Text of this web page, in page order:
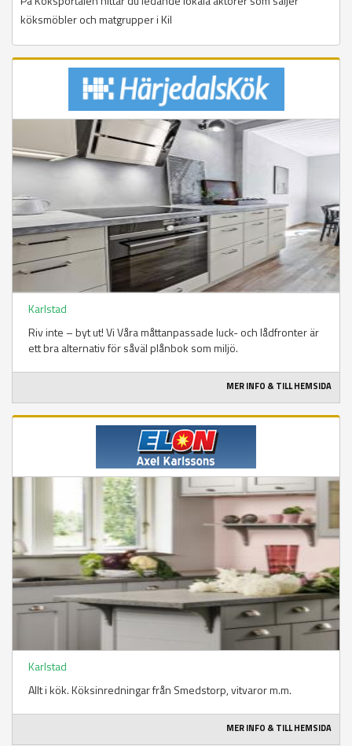
köksmöbler och matgrupper i Kil
Karlstad
Riv inte – byt ut! Vi Våra måttanpassade luck- och lådfronter är
ett bra alternativ för såväl plånbok som miljö.
MER INFO & TILL HEMSIDA
Karlstad
Allt i kök. Köksinredningar från Smedstorp, vitvaror m.m.
MER INFO & TILL HEMSIDA